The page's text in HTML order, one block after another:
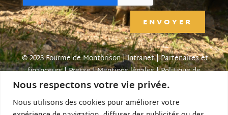
Nous respectons votre vie privée.
Nous utilisons des cookies pour améliorer votre
ENVOYER
© 2023 Fourme de Montbrison |Intranet|Partenaires et
financeurs|Presse|Mentions légales|Politique de
confidentialité| Créé par SITE LINE, agence web